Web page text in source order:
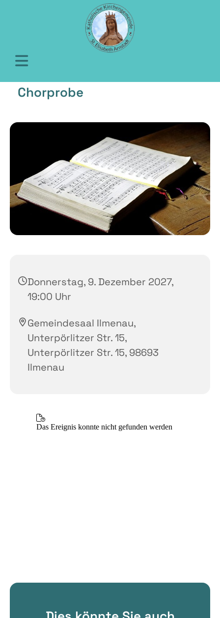
Chorprobe
Donnerstag, 9. Dezember 2027,
19:00 Uhr
Gemeindesaal Ilmenau,
Unterpörlitzer Str. 15,
Unterpörlitzer Str. 15, 98693
Ilmenau